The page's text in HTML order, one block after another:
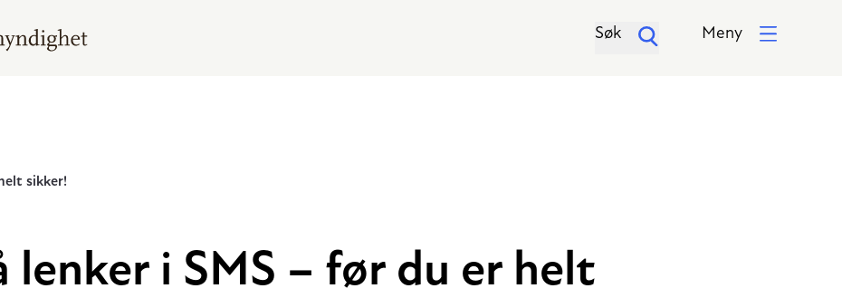
Søk Meny
sikker!
i SMS – før du er helt